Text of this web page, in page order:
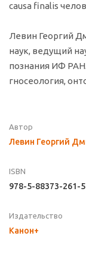
causa finalis
Левин Георгий
наук, ведущий
познания ИФ
гносеология,
Автор
Левин Георгий
ISBN
978-5-88373-261-5
Издательство
Канон+